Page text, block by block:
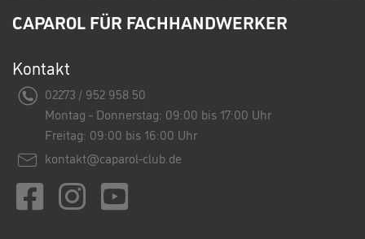
CAPAROL FÜR FACHHANDWERKER
Kontakt
02273 / 952 958 50
Montag - Donnerstag: 09:00 bis 17:00 Uhr
Freitag: 09:00 bis 16:00 Uhr
kontakt@caparol-club.de